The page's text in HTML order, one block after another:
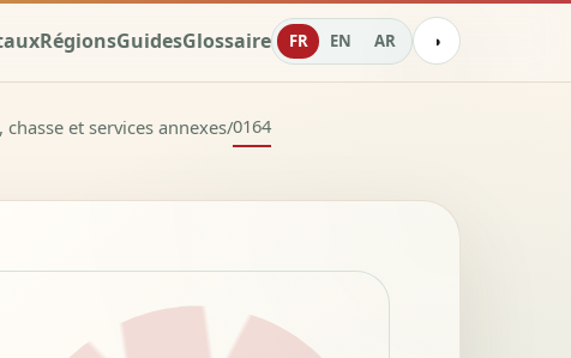
RégionsGuidesGlossaire FR EN AR ◑
et services annexes/0164